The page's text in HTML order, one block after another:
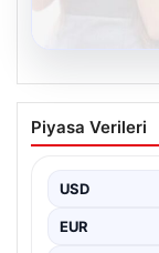
Kelebek
İletişimin
İnternet
olarak…
Piyasa Verileri
USD
EUR